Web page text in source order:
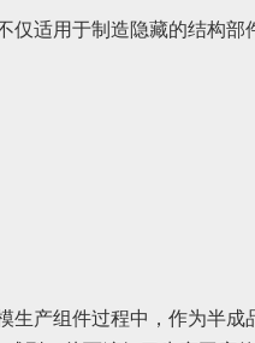
仅适用于制造隐藏的结构
生产组件过程中，作为半